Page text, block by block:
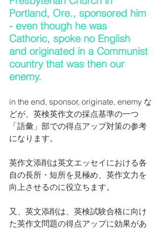
Portland, Ore., sponsored him
- even though he was
Cathoric, spoke no English
and originated in a Communist
country that was then our
enemy.
in the end, sponsor, originate, enemy な
どが、英検英作文の採点基準の一つ
「語彙」部での得点アップ対策の参考
になります。
英作文添削は英文エッセイにおける各
自の長所・短所を見極め、英作文力を
向上させるのに役立ちます。
又、英文添削は、英検試験合格に向け
た英作文問題の得点アップに効果があ